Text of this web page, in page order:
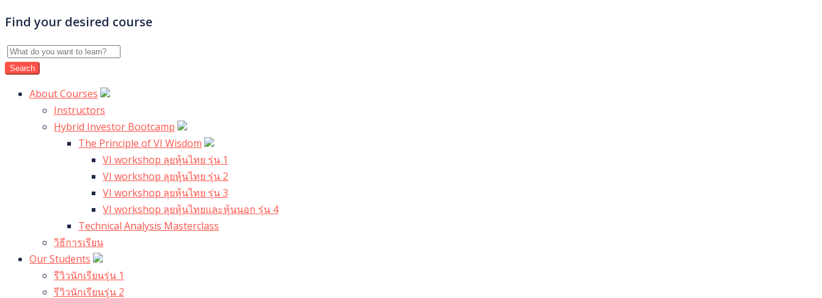
Find your desired course
About Courses
Instructors
Hybrid Investor Bootcamp
The Principle of VI Wisdom
VI workshop ลุยหุ้นไทย รุ่น 1
VI workshop ลุยหุ้นไทย รุ่น 2
VI workshop ลุยหุ้นไทย รุ่น 3
VI workshop ลุยหุ้นไทยและหุ้นนอก รุ่น 4
Technical Analysis Masterclass
วิธีการเรียน
Our Students
รีวิวนักเรียนรุ่น 1
รีวิวนักเรียนรุ่น 2